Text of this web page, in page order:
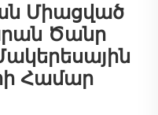
Միացված
Ծանր
Համար